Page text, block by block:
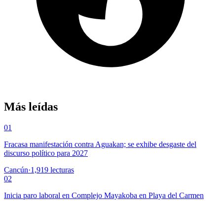
Más leídas
01
Fracasa manifestación contra Aguakan; se exhibe desgaste del
discurso político para 2027
Cancún·1,919 lecturas
02
Inicia paro laboral en Complejo Mayakoba en Playa del Carmen